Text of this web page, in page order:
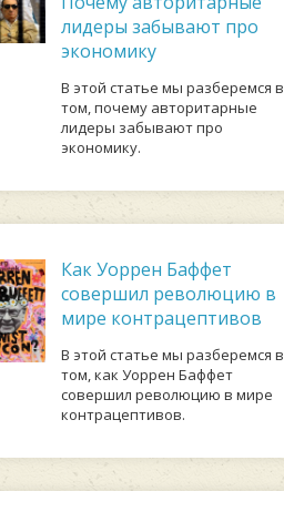
лидеры забывают про
экономику
В этой статье мы разберемся в
том, почему авторитарные
лидеры забывают про
экономику.
Как Уоррен Баффет
совершил революцию в
мире контрацептивов
В этой статье мы разберемся в
том, как Уоррен Баффет
совершил революцию в мире
контрацептивов.